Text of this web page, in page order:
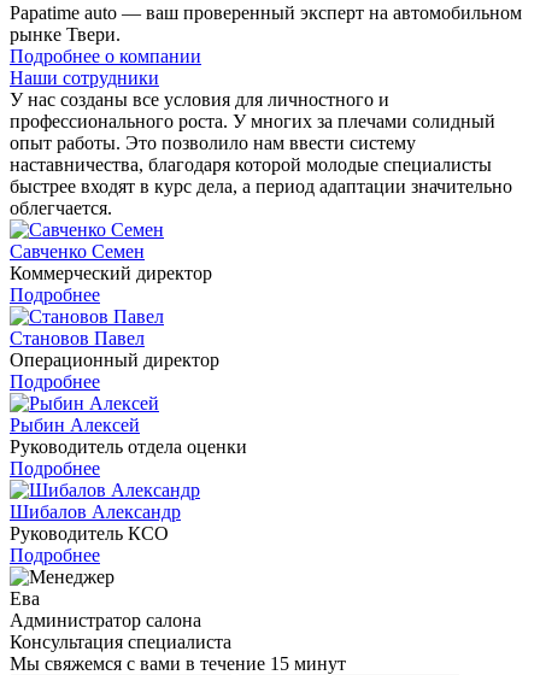
Papatime auto — ваш проверенный эксперт на автомобильном
рынке Твери.
Подробнее о компании
Наши сотрудники
У нас созданы все условия для личностного и
профессионального роста. У многих за плечами солидный
опыт работы. Это позволило нам ввести систему
наставничества, благодаря которой молодые специалисты
быстрее входят в курс дела, а период адаптации значительно
облегчается.
Савченко Семен
Коммерческий директор
Подробнее
Становов Павел
Операционный директор
Подробнее
Рыбин Алексей
Руководитель отдела оценки
Подробнее
Шибалов Александр
Руководитель КСО
Подробнее
Ева
Администратор салона
Консультация специалиста
Мы свяжемся с вами в течение 15 минут